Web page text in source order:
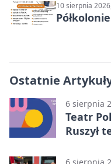
10 sierpnia
Ostatnie
6 sierpnia
Teatr
Ruszył